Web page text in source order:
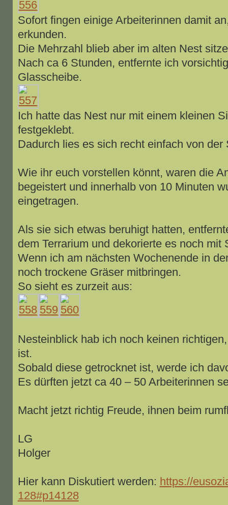
Sofort fingen einige Arbeiterinnen damit
erkunden.
Die Mehrzahl blieb aber im alten Nest
Nach ca 6 Stunden, entfernte ich
Glasscheibe.
Ich hatte das Nest nur mit einem kleinen
festgeklebt.
Dadurch lies es sich recht einfach von der
Wie ihr euch vorstellen könnt, waren die
begeistert und innerhalb von 10 Minuten
eingetragen.
Als sie sich etwas beruhigt hatten,
dem Terrarium und dekorierte es noch mit
Wenn ich am nächsten Wochenende in
noch trockene Gräser mitbringen.
So sieht es zurzeit aus:
Nesteinblick hab ich noch keinen
ist.
Sobald diese getrocknet ist, werde ich
Es dürften jetzt ca 40 – 50 Arbeiterinnen
Macht jetzt richtig Freude, ihnen beim
LG
Holger
Hier kann Diskutiert werden: https://
128#p14128